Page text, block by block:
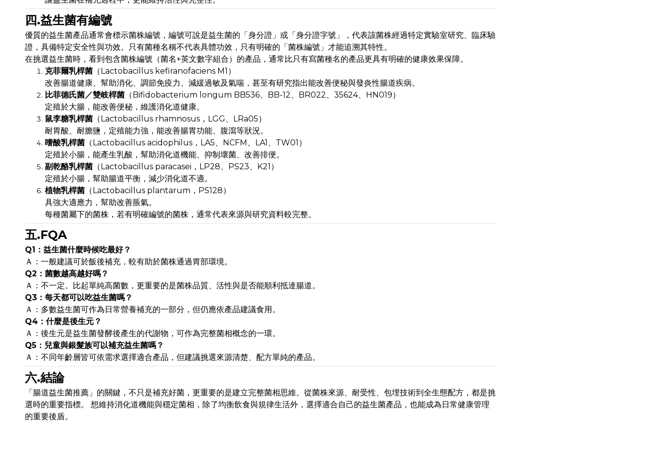
四.益生菌有編號
優質的益生菌產品通常會標示菌株編號，編號可說是益生菌的「身分證」或「身分證字號」，代表該菌株經過特定實驗室研究、臨床驗
證，具備特定安全性與功效。只有菌種名稱不代表具體功效，只有明確的「菌株編號」才能追溯其特性。
在挑選益生菌時，看到包含菌株編號（菌名+英文數字組合）的產品，通常比只有寫菌種名的產品更具有明確的健康效果保障。
克菲爾乳桿菌 （Lactobacillus kefiranofaciens M1）
改善腸道健康、幫助消化、調節免疫力、減緩過敏及氣喘，甚至有研究指出能改善便秘與發炎性腸道疾病。
比菲德氏菌／雙岐桿菌 （Bifidobacterium longum BB536、BB-12、BR022、35624、HN019）
定殖於大腸，能改善便秘，維護消化道健康。
鼠李糖乳桿菌 （Lactobacillus rhamnosus，LGG、LRa05）
耐胃酸、耐膽鹽，定殖能力強，能改善腸胃功能、腹瀉等狀況。
嗜酸乳桿菌 （Lactobacillus acidophilus，LA5、NCFM、LA1、TW01）
定殖於小腸，能產生乳酸，幫助消化道機能、抑制壞菌、改善排便。
副乾酪乳桿菌 （Lactobacillus paracasei，LP28、PS23、K21）
定殖於小腸，幫助腸道平衡，減少消化道不適。
植物乳桿菌 （Lactobacillus plantarum，PS128）
具強大適應力，幫助改善脹氣。
每種菌屬下的菌株，若有明確編號的菌株，通常代表來源與研究資料較完整。
五.FQA
Q1：益生菌什麼時候吃最好？
Ａ：一般建議可於飯後補充，較有助於菌株通過胃部環境。
Q2：菌數越高越好嗎？
Ａ：不一定。比起單純高菌數，更重要的是菌株品質、活性與是否能順利抵達腸道。
Q3：每天都可以吃益生菌嗎？
Ａ：多數益生菌可作為日常營養補充的一部分，但仍應依產品建議食用。
Q4：什麼是後生元？
Ａ：後生元是益生菌發酵後產生的代謝物，可作為完整菌相概念的一環。
Q5：兒童與銀髮族可以補充益生菌嗎？
Ａ：不同年齡層皆可依需求選擇適合產品，但建議挑選來源清楚、配方單純的產品。
六.結論
「腸道益生菌推薦」的關鍵，不只是補充好菌，更重要的是建立完整菌相思維。從菌株來源、耐受性、包埋技術到全生態配方，都是挑
選時的重要指標。 想維持消化道機能與穩定菌相，除了均衡飲食與規律生活外，選擇適合自己的益生菌產品，也能成為日常健康管理
的重要後盾。